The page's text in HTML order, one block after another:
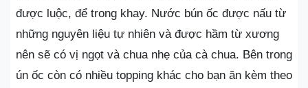
được luộc, để trong khay. Nước bún ốc được nấu từ
những nguyên liệu tự nhiên và được hầm từ xương
nên sẽ có vị ngọt và chua nhẹ của cà chua. Bên trong
ún ốc còn có nhiều topping khác cho bạn ăn kèm theo